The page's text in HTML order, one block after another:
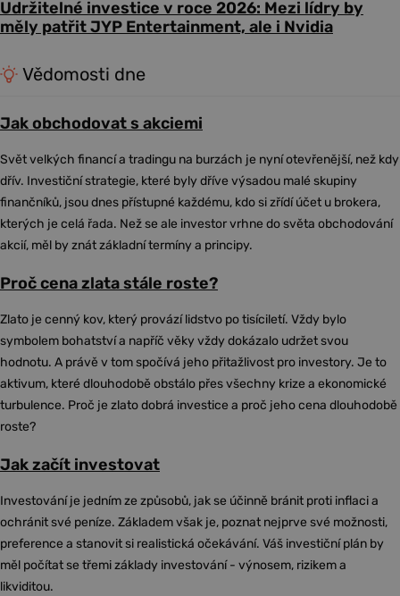
Udržitelné investice v roce 2026: Mezi lídry by
měly patřit JYP Entertainment, ale i Nvidia
Vědomosti dne
Jak obchodovat s akciemi
Svět velkých financí a tradingu na burzách je nyní otevřenější, než kdy
dřív. Investiční strategie, které byly dříve výsadou malé skupiny
finančníků, jsou dnes přístupné každému, kdo si zřídí účet u brokera,
kterých je celá řada. Než se ale investor vrhne do světa obchodování
akcií, měl by znát základní termíny a principy.
Proč cena zlata stále roste?
Zlato je cenný kov, který provází lidstvo po tisíciletí. Vždy bylo
symbolem bohatství a napříč věky vždy dokázalo udržet svou
hodnotu. A právě v tom spočívá jeho přitažlivost pro investory. Je to
aktivum, které dlouhodobě obstálo přes všechny krize a ekonomické
turbulence. Proč je zlato dobrá investice a proč jeho cena dlouhodobě
roste?
Jak začít investovat
Investování je jedním ze způsobů, jak se účinně bránit proti inflaci a
ochránit své peníze. Základem však je, poznat nejprve své možnosti,
preference a stanovit si realistická očekávání. Váš investiční plán by
měl počítat se třemi základy investování - výnosem, rizikem a
likviditou.